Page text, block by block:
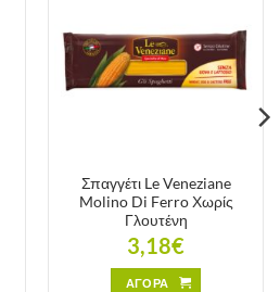
Σπαγγέτι Le Veneziane
Molino Di Ferro Χωρίς
Γλουτένη
3,18€
ΑΓΟΡΑ